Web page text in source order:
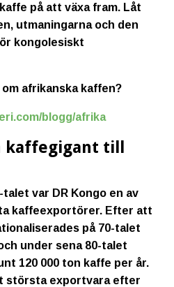
på att växa fram. Låt
utmaningarna och den
kongolesiskt
afrikanska kaffen?
blogg/afrika
kaffegigant till
talet var DR Kongo en av
kaffeexportörer. Efter att
på 70-talet
under sena 80-talet
120 000 ton kaffe per år.
största exportvara efter